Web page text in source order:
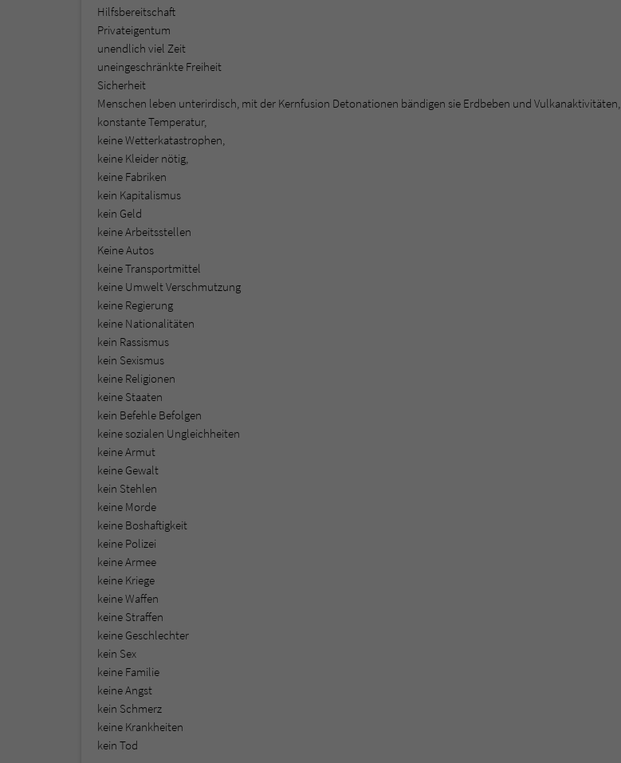
Hilfsbereitschaft
Privateigentum
unendlich viel Zeit
uneingeschränkte Freiheit
Sicherheit
Menschen leben unterirdisch, mit der Kernfusion Detonationen bändigen sie Erdbeben und Vulkanaktivitäten,
konstante Temperatur,
keine Wetterkatastrophen,
keine Kleider nötig,
keine Fabriken
kein Kapitalismus
kein Geld
keine Arbeitsstellen
Keine Autos
keine Transportmittel
keine Umwelt Verschmutzung
keine Regierung
keine Nationalitäten
kein Rassismus
kein Sexismus
keine Religionen
keine Staaten
kein Befehle Befolgen
keine sozialen Ungleichheiten
keine Armut
keine Gewalt
kein Stehlen
keine Morde
keine Boshaftigkeit
keine Polizei
keine Armee
keine Kriege
keine Waffen
keine Straffen
keine Geschlechter
kein Sex
keine Familie
keine Angst
kein Schmerz
keine Krankheiten
kein Tod